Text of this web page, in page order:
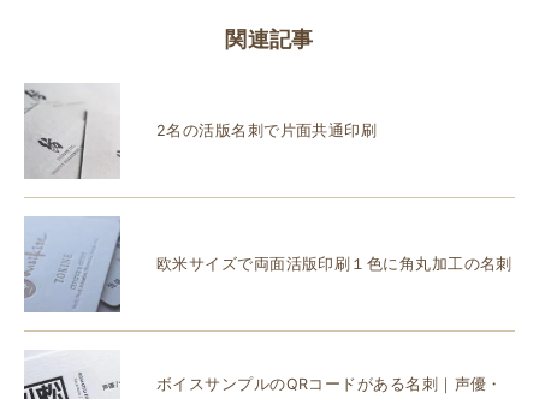
関連記事
2名の活版名刺で片面共通印刷
欧米サイズで両面活版印刷１色に角丸加工の名刺
ボイスサンプルのQRコードがある名刺｜声優・